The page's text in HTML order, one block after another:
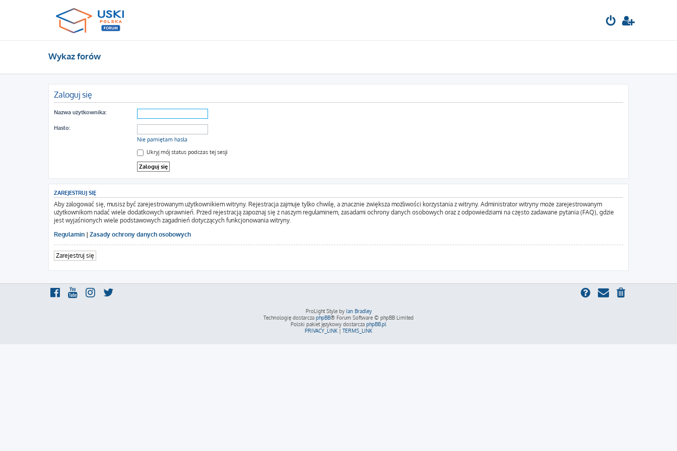
Wykaz forów
Zaloguj się
Nazwa użytkownika:
Hasło:
Nie pamiętam hasła
Ukryj mój status podczas tej sesji
ZAREJESTRUJ SIĘ
Aby zalogować się, musisz być zarejestrowanym użytkownikiem witryny. Rejestracja zajmuje tylko chwilę, a znacznie zwiększa możliwości korzystania z witryny. Administrator witryny może zarejestrowanym
użytkownikom nadać wiele dodatkowych uprawnień. Przed rejestracją zapoznaj się z naszym regulaminem, zasadami ochrony danych osobowych oraz z odpowiedziami na często zadawane pytania (FAQ), gdzie
jest wyjaśnionych wiele podstawowych zagadnień dotyczących funkcjonowania witryny.
Regulamin | Zasady ochrony danych osobowych
Zarejestruj się
ProLight Style by Ian Bradley
Technologię dostarcza phpBB® Forum Software © phpBB Limited
Polski pakiet językowy dostarcza phpBB.pl
PRIVACY_LINK | TERMS_LINK